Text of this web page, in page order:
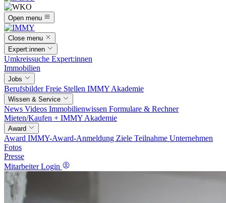
Open menu
Close menu
Expert:innen
Umkreissuche Expert:innen
Immobilien
Jobs
BerufsbilderFreie Stellen IMMY Akademie
Wissen & Service
News Videos Immobilienwissen Formulare & Rechner
Mieten/Kaufen + IMMY Akademie
Award
Award IMMY-Award-Anmeldung Ziele Teilnahme Unternehmen
Fotos
Presse
Mitarbeiter Login